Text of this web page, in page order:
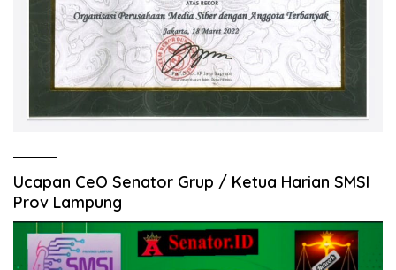
Ucapan CeO Senator Grup / Ketua Harian SMSI
Prov Lampung